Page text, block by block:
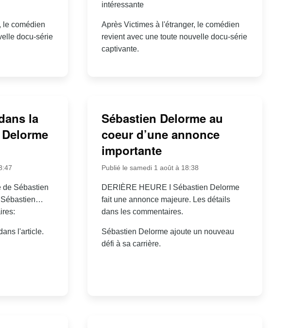
le comédien
docu-série
intéressante
Après Victimes à l'étranger, le comédien
revient avec une toute nouvelle docu-série
captivante.
la
de Sébastien
l'article.
Sébastien Delorme au
coeur d’une annonce
importante
Publié le samedi 1 août à 18:38
DERIÈRE HEURE I Sébastien Delorme
fait une annonce majeure. Les détails
dans les commentaires.
Sébastien Delorme ajoute un nouveau
défi à sa carrière.